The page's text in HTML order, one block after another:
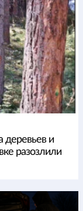
деревьев и
разозлили